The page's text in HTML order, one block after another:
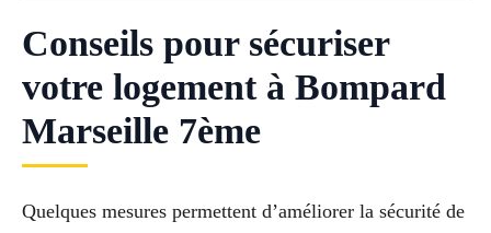
Conseils pour sécuriser
votre logement à Bompard
Marseille 7ème
Quelques mesures permettent d’améliorer la sécurité de